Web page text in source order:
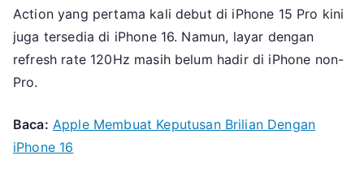
Action yang pertama kali debut di iPhone 15 Pro kini
juga tersedia di iPhone 16. Namun, layar dengan
refresh rate 120Hz masih belum hadir di iPhone non-
Pro.
Baca: Apple Membuat Keputusan Brilian Dengan
iPhone 16